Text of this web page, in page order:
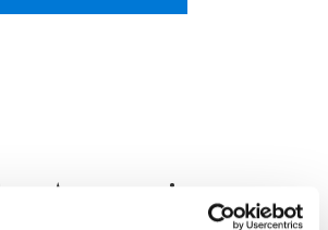
Accessoires: